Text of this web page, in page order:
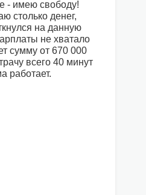
- имею свободу!
столько денег,
на данную
не хватало
сумму от 670 000
всего 40 минут
работает.